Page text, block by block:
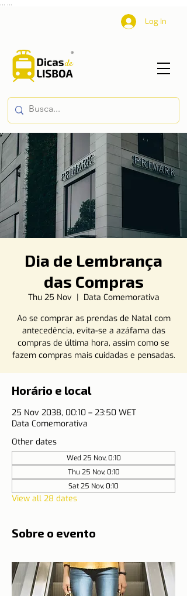
Log In
Dia de Lembrança
das Compras
Thu 25 Nov
  |
Data Comemorativa
Ao se comprar as prendas de Natal com
antecedência, evita-se a azáfama das
compras de última hora, assim como se
fazem compras mais cuidadas e pensadas.
Horário e local
25 Nov 2038, 00:10 – 23:50 WET
Data Comemorativa
Other dates
Wed 25 Nov, 0:10
Thu 25 Nov, 0:10
Sat 25 Nov, 0:10
View all 28 dates
Sobre o evento